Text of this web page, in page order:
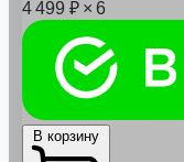
4 499 ₽ × 6